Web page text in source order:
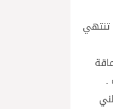
تنتهي
.